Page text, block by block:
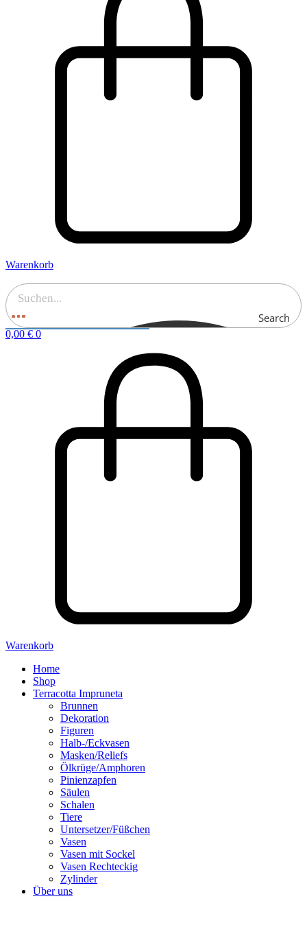
Warenkorb
Search
0,00 € 0
Warenkorb
Home
Shop
Terracotta Impruneta
Brunnen
Dekoration
Figuren
Halb-/Eckvasen
Masken/Reliefs
Ölkrüge/Amphoren
Pinienzapfen
Säulen
Schalen
Tiere
Untersetzer/Füßchen
Vasen
Vasen mit Sockel
Vasen Rechteckig
Zylinder
Über uns